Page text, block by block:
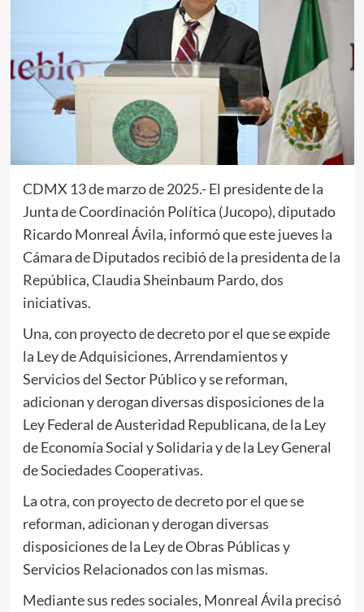
CDMX 13 de marzo de 2025.- El presidente de la
Junta de Coordinación Política (Jucopo), diputado
Ricardo Monreal Ávila, informó que este jueves la
Cámara de Diputados recibió de la presidenta de la
República, Claudia Sheinbaum Pardo, dos
iniciativas.
Una, con proyecto de decreto por el que se expide
la Ley de Adquisiciones, Arrendamientos y
Servicios del Sector Público y se reforman,
adicionan y derogan diversas disposiciones de la
Ley Federal de Austeridad Republicana, de la Ley
de Economía Social y Solidaria y de la Ley General
de Sociedades Cooperativas.
La otra, con proyecto de decreto por el que se
reforman, adicionan y derogan diversas
disposiciones de la Ley de Obras Públicas y
Servicios Relacionados con las mismas.
Mediante sus redes sociales, Monreal Ávila precisó